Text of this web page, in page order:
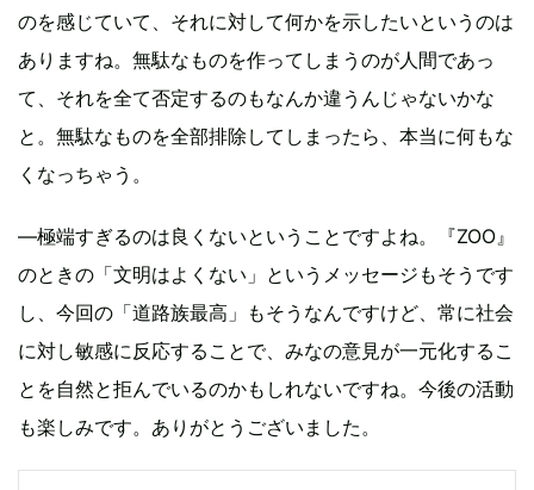
のを感じていて、それに対して何かを示したいというのは
ありますね。無駄なものを作ってしまうのが人間であっ
て、それを全て否定するのもなんか違うんじゃないかな
と。無駄なものを全部排除してしまったら、本当に何もな
くなっちゃう。
―極端すぎるのは良くないということですよね。『ZOO』
のときの「文明はよくない」というメッセージもそうです
し、今回の「道路族最高」もそうなんですけど、常に社会
に対し敏感に反応することで、みなの意見が一元化するこ
とを自然と拒んでいるのかもしれないですね。今後の活動
も楽しみです。ありがとうございました。